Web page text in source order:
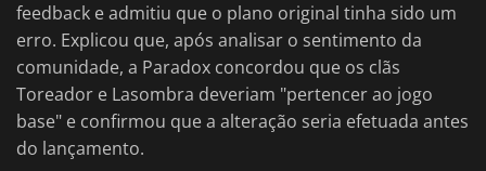
feedback e admitiu que o plano original tinha sido um
erro. Explicou que, após analisar o sentimento da
comunidade, a Paradox concordou que os clãs
Toreador e Lasombra deveriam "pertencer ao jogo
base" e confirmou que a alteração seria efetuada antes
do lançamento.